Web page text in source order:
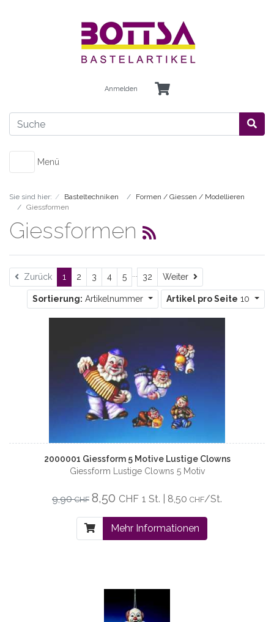
Anmelden
Menü
Sie sind hier: Basteltechniken
Formen / Giessen / Modellieren
Giessformen
Giessformen
Zurück 1 2 3 4 5 32 Weiter Weiter
Sortierung: Artikelnummer Artikel pro Seite 10
2000001 Giessform 5 Motive Lustige Clowns
Giessform Lustige Clowns 5 Motiv
9,90CHF 8,50 CHF 1 St. | 8,50 CHF/St.
Mehr Informationen